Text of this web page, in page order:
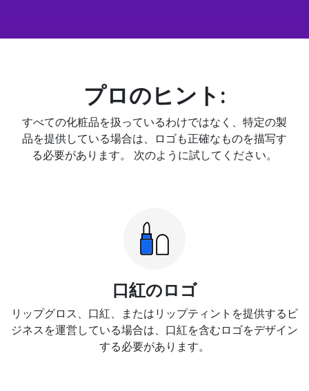
プロのヒント:
すべての化粧品を扱っているわけではなく、特定の製
品を提供している場合は、ロゴも正確なものを描写す
る必要があります。 次のように試してください。
口紅のロゴ
リップグロス、口紅、またはリップティントを提供するビ
ジネスを運営している場合は、口紅を含むロゴをデザイン
する必要があります。